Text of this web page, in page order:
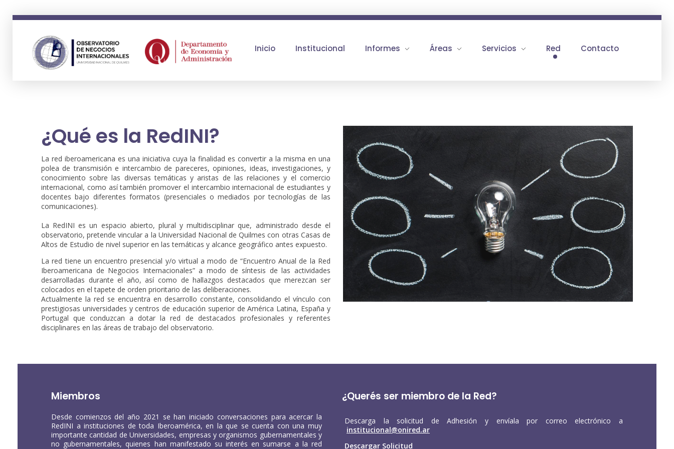
Inicio Institucional Informes Áreas Servicios Red Contacto
¿Qué es la RedINI?
La red iberoamericana es una iniciativa cuya la finalidad es convertir a la misma en una
polea de transmisión e intercambio de pareceres, opiniones, ideas, investigaciones, y
conocimiento sobre las diversas temáticas y aristas de las relaciones y el comercio
internacional, como así también promover el intercambio internacional de estudiantes y
docentes bajo diferentes formatos (presenciales o mediados por tecnologías de las
comunicaciones).
La RedINI es un espacio abierto, plural y multidisciplinar que, administrado desde el
observatorio, pretende vincular a la Universidad Nacional de Quilmes con otras Casas de
Altos de Estudio de nivel superior en las temáticas y alcance geográfico antes expuesto.
La red tiene un encuentro presencial y/o virtual a modo de “Encuentro Anual de la Red
Iberoamericana de Negocios Internacionales” a modo de síntesis de las actividades
desarrolladas durante el año, así como de hallazgos destacados que merezcan ser
colocados en el tapete de orden prioritario de las deliberaciones.
Actualmente la red se encuentra en desarrollo constante, consolidando el vínculo con
prestigiosas universidades y centros de educación superior de América Latina, España y
Portugal que conduzcan a dotar la red de destacados profesionales y referentes
disciplinares en las áreas de trabajo del observatorio.
Miembros
Desde comienzos del año 2021 se han iniciado conversaciones para acercar la
RedINI a instituciones de toda Iberoamérica, en la que se cuenta con una muy
importante cantidad de Universidades, empresas y organismos gubernamentales y
no gubernamentales, quienes han manifestado su interés en sumarse a la red
¿Querés ser miembro de la Red?
Descarga la solicitud de Adhesión y envíala por correo electrónico a
institucional@onired.ar
Descargar Solicitud